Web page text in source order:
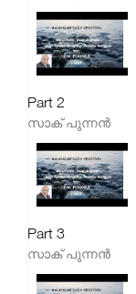
Part 2
സാക് പുന്നൻ
Part 3
സാക് പുന്നൻ